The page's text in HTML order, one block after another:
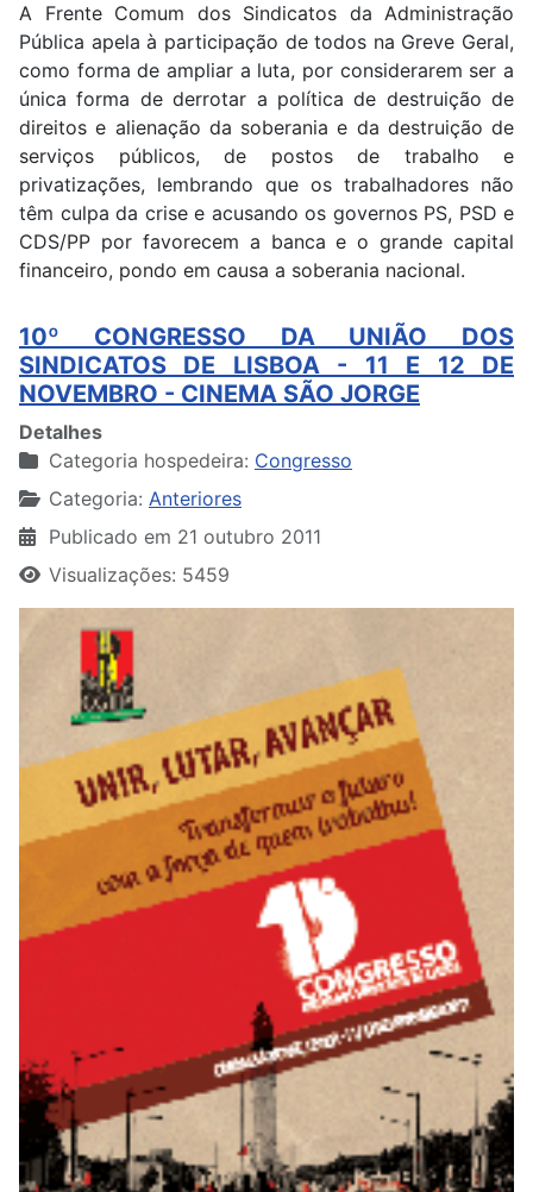
A Frente Comum dos Sindicatos da Administração
Pública apela à participação de todos na Greve Geral,
como forma de ampliar a luta, por considerarem ser a
única forma de derrotar a política de destruição de
direitos e alienação da soberania e da destruição de
serviços públicos, de postos de trabalho e
privatizações, lembrando que os trabalhadores não
têm culpa da crise e acusando os governos PS, PSD e
CDS/PP por favorecem a banca e o grande capital
financeiro, pondo em causa a soberania nacional.
10º CONGRESSO DA UNIÃO DOS
SINDICATOS DE LISBOA - 11 E 12 DE
NOVEMBRO - CINEMA SÃO JORGE
Detalhes
Categoria hospedeira: Congresso
Categoria: Anteriores
Publicado em 21 outubro 2011
Visualizações: 5459